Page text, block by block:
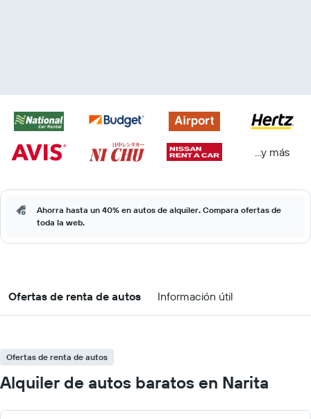
...y más
Ahorra hasta un 40% en autos de alquiler. Compara ofertas de
toda la web.
Ofertas de renta de autos Información útil
Ofertas de renta de autos
Alquiler de autos baratos en Narita